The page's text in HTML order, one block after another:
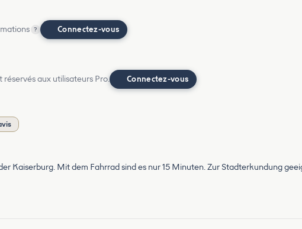
? Connectez-vous
réservés aux utilisateurs Pro. Connectez-vous
Kaiserburg. Mit dem Fahrrad sind es nur 15 Minuten. Zur Stadterkundung